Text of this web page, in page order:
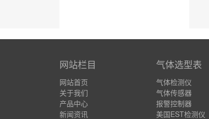
网站栏目
网站首页
关于我们
产品中心
新闻资讯
气体选型表
气体检测仪
气体传感器
报警控制器
美国EST检测仪